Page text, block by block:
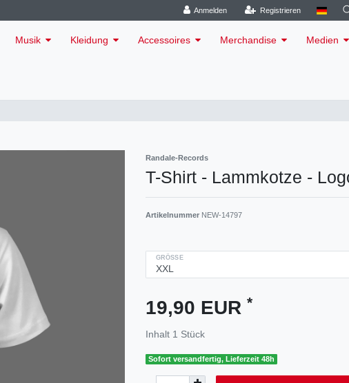
Anmelden Registrieren
Musik Kleidung Accessoires Merchandise Medien
Randale-Records
T-Shirt - Lammkotze -
Artikelnummer NEW-14797
GRÖSSE
19,90 EUR *
Inhalt 1 Stück
Sofort versandfertig, Lieferzeit 48h